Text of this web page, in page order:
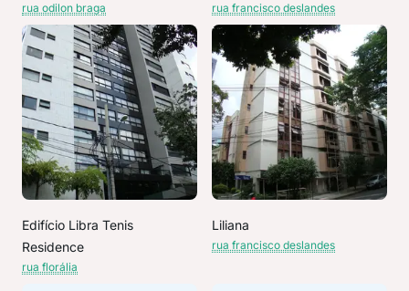
rua odilon braga rua francisco deslandes
Edifício Libra Tenis
Residence
rua florália
Liliana
rua francisco deslandes